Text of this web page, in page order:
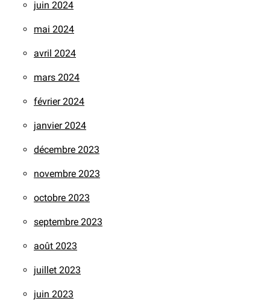
juin 2024
mai 2024
avril 2024
mars 2024
février 2024
janvier 2024
décembre 2023
novembre 2023
octobre 2023
septembre 2023
août 2023
juillet 2023
juin 2023